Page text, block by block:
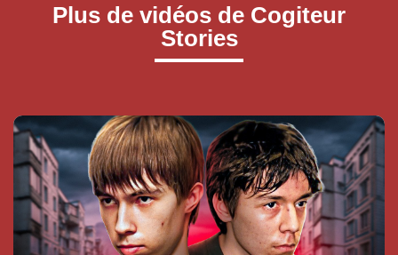
Plus de vidéos de Cogiteur
Stories